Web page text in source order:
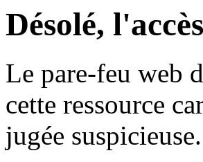
Désolé,
Le pare-feu web
cette ressource
jugée suspicieuse.